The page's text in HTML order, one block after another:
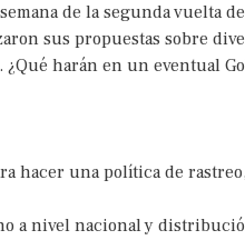
de la segunda vuelta
sus propuestas sobre
. ¿Qué harán en un eventual
hacer una política de
a nivel nacional y